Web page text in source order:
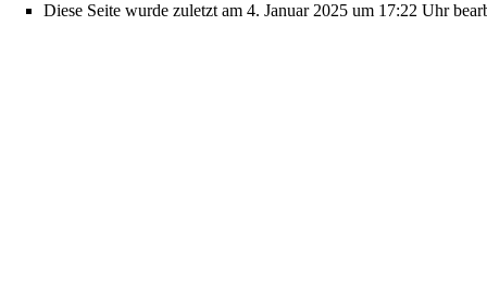
Diese Seite wurde zuletzt am 4. Januar 2025 um 17:22 Uhr